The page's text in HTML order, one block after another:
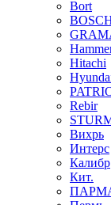
Bort
Hitachi
Rebir
Вихрь
Интерс
Калибр
Кит.